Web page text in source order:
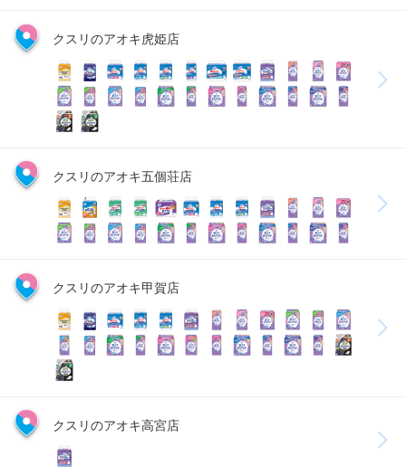
クスリのアオキ虎姫店
クスリのアオキ五個荘店
クスリのアオキ甲賀店
クスリのアオキ高宮店